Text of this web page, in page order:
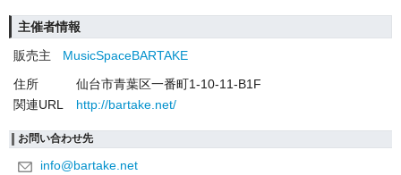
主催者情報
販売主
MusicSpaceBARTAKE
住所
仙台市青葉区一番町1-10-11-B1F
関連URL
http://bartake.net/
お問い合わせ先
info@bartake.net